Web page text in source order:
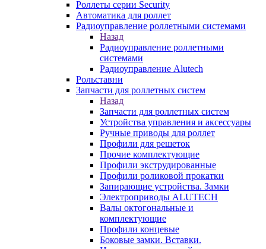
Роллеты серии Security
Автоматика для роллет
Радиоуправление роллетными системами
Назад
Радиоуправление роллетными
системами
Радиоуправление Alutech
Рольставни
Запчасти для роллетных систем
Назад
Запчасти для роллетных систем
Устройства управления и аксессуары
Ручные приводы для роллет
Профили для решеток
Прочие комплектующие
Профили экструдированные
Профили роликовой прокатки
Запирающие устройства. Замки
Электроприводы ALUTECH
Валы октогональные и
комплектующие
Профили концевые
Боковые замки. Вставки.